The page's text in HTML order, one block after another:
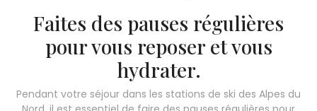
Faites des pauses régulières
pour vous reposer et vous
hydrater.
Pendant votre séjour dans les stations de ski des Alpes du